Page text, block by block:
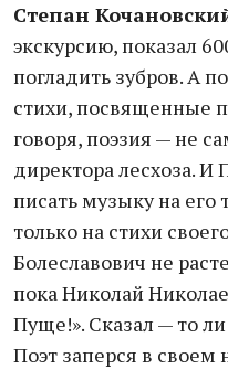
Степан
экскурсию, показал
погладить зубров. А
стихи, посвященные
говоря, поэзия — не
директора лесхоза. И
писать музыку на
только на стихи
Болеславович не
пока Николай
Пуще!». Сказал — то
Поэт заперся в